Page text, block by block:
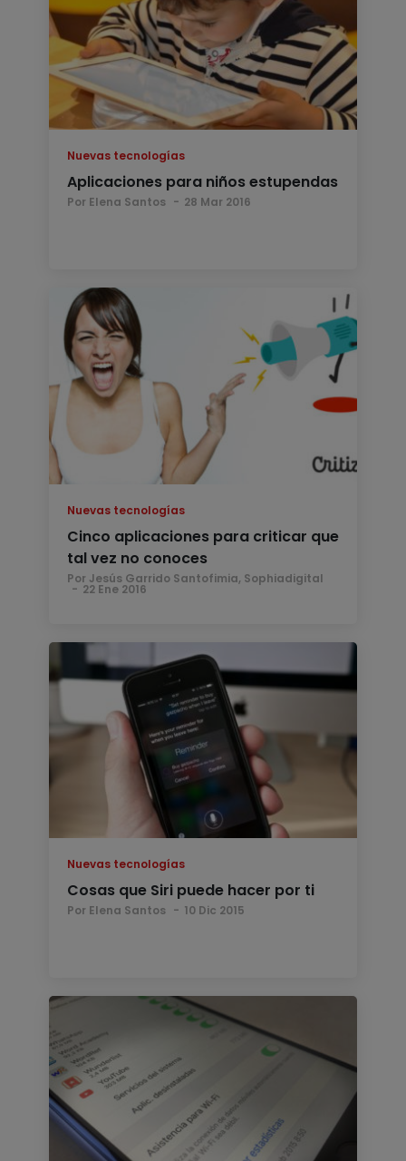
Nuevas tecnologías
Aplicaciones para niños estupendas
Por Elena Santos 28 Mar 2016
Nuevas tecnologías
Cinco aplicaciones para criticar que
tal vez no conoces
Por Jesús Garrido Santofimia, Sophiadigital
22 Ene 2016
Nuevas tecnologías
Cosas que Siri puede hacer por ti
Por Elena Santos 10 Dic 2015